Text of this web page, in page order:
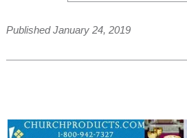
Published January 24, 2019